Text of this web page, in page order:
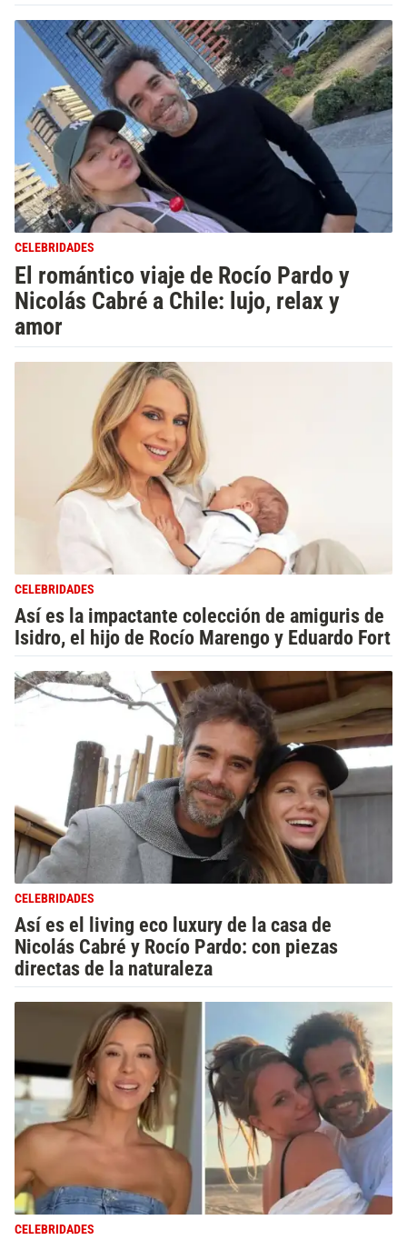
CELEBRIDADES
El romántico viaje de Rocío Pardo y
Nicolás Cabré a Chile: lujo, relax y
amor
CELEBRIDADES
Así es la impactante colección de amiguris de
Isidro, el hijo de Rocío Marengo y Eduardo Fort
CELEBRIDADES
Así es el living eco luxury de la casa de
Nicolás Cabré y Rocío Pardo: con piezas
directas de la naturaleza
CELEBRIDADES